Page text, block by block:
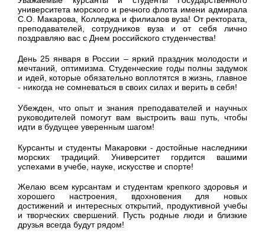
университета морского и речного флота имени адмирала
С.О. Макарова, Колледжа и филиалов вуза! От ректората,
преподавателей, сотрудников вуза и от себя лично
поздравляю вас с Днем российского студенчества!
День 25 января в России – яркий праздник молодости и
мечтаний, оптимизма. Студенческие годы полны задумок
и идей, которые обязательно воплотятся в жизнь, главное
- никогда не сомневаться в своих силах и верить в себя!
Убежден, что опыт и знания преподавателей и научных
руководителей помогут вам выстроить ваш путь, чтобы
идти в будущее уверенным шагом!
Курсанты и студенты Макаровки - достойные наследники
морских традиций. Университет гордится вашими
успехами в учебе, науке, искусстве и спорте!
Желаю всем курсантам и студентам крепкого здоровья и
хорошего настроения, вдохновения для новых
достижений и интересных открытий, продуктивной учебы
и творческих свершений. Пусть родные люди и близкие
друзья всегда будут рядом!